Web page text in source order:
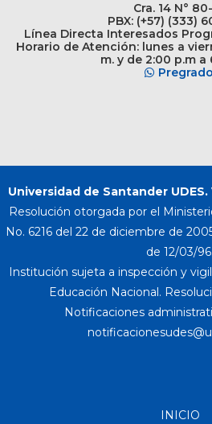
Cra. 14 N°
PBX: (+57) (333)
Línea Directa Interesados
Horario de Atención: lunes a
m. y de 2:00 p.m a
Universidad de Santander
Resolución otorgada por el
No. 6216 del 22 de diciembre de
de 12/03/96.
Institución sujeta a inspección y
Educación Nacional.
Notificaciones
INICIO